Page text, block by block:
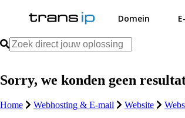
Domein
Sorry, we konden geen
Home Webhosting & E-mail Website